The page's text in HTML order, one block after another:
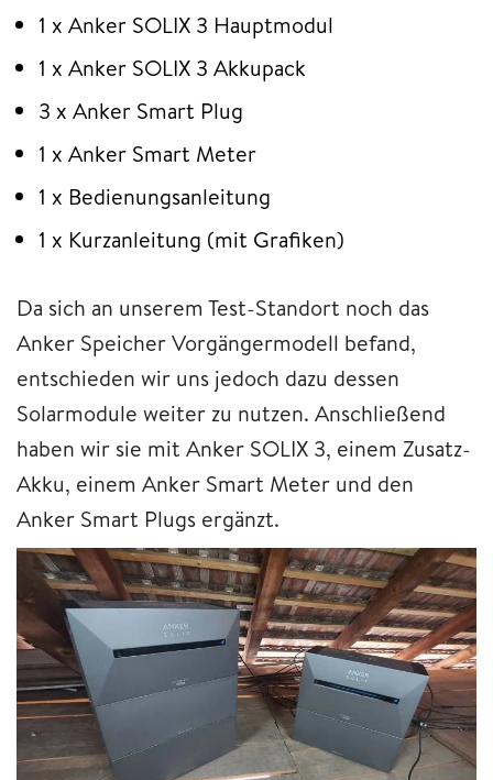
1 x Anker SOLIX 3 Hauptmodul
1 x Anker SOLIX 3 Akkupack
3 x Anker Smart Plug
1 x Anker Smart Meter
1 x Bedienungsanleitung
1 x Kurzanleitung (mit Grafiken)
Da sich an unserem Test-Standort noch das
Anker Speicher Vorgängermodell befand,
entschieden wir uns jedoch dazu dessen
Solarmodule weiter zu nutzen. Anschließend
haben wir sie mit Anker SOLIX 3, einem Zusatz-
Akku, einem Anker Smart Meter und den
Anker Smart Plugs ergänzt.